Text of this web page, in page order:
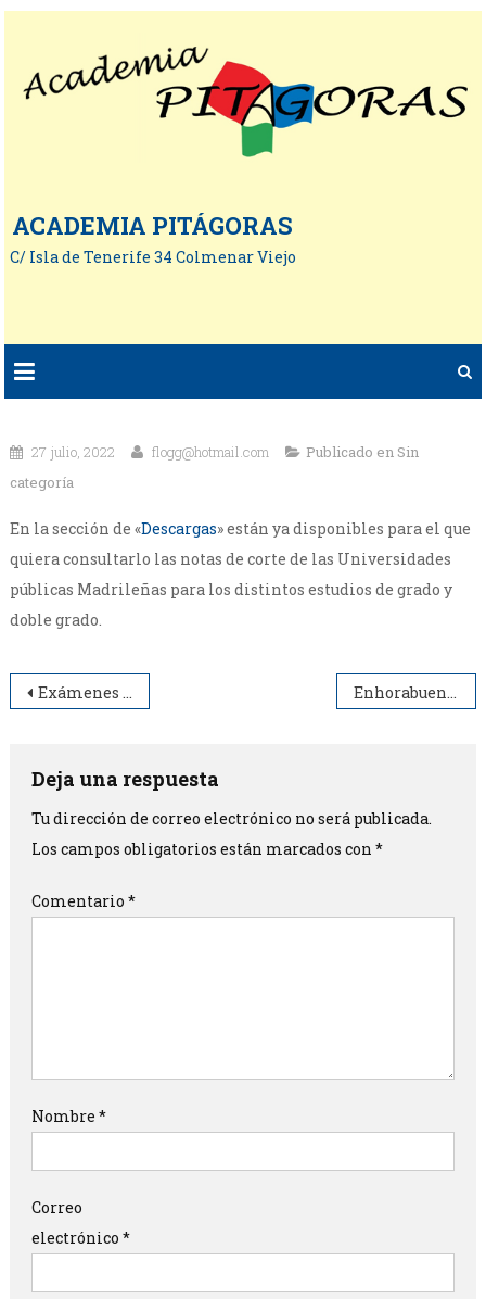
ACADEMIA PITÁGORAS
C/ Isla de Tenerife 34 Colmenar Viejo
27 julio, 2022 flogg@hotmail.com Publicado en Sin
categoría
En la sección de «Descargas» están ya disponibles para el que
quiera consultarlo las notas de corte de las Universidades
públicas Madrileñas para los distintos estudios de grado y
doble grado.
Navegación
entradas
Exámenes de Suboficiales 2022 y Patronatos 2021. Enhorabuena a Alejandro Arias
Deja una respuesta
Tu dirección de correo electrónico no será publicada.
Los campos obligatorios están marcados con *
Comentario *
Nombre *
Correo
electrónico *